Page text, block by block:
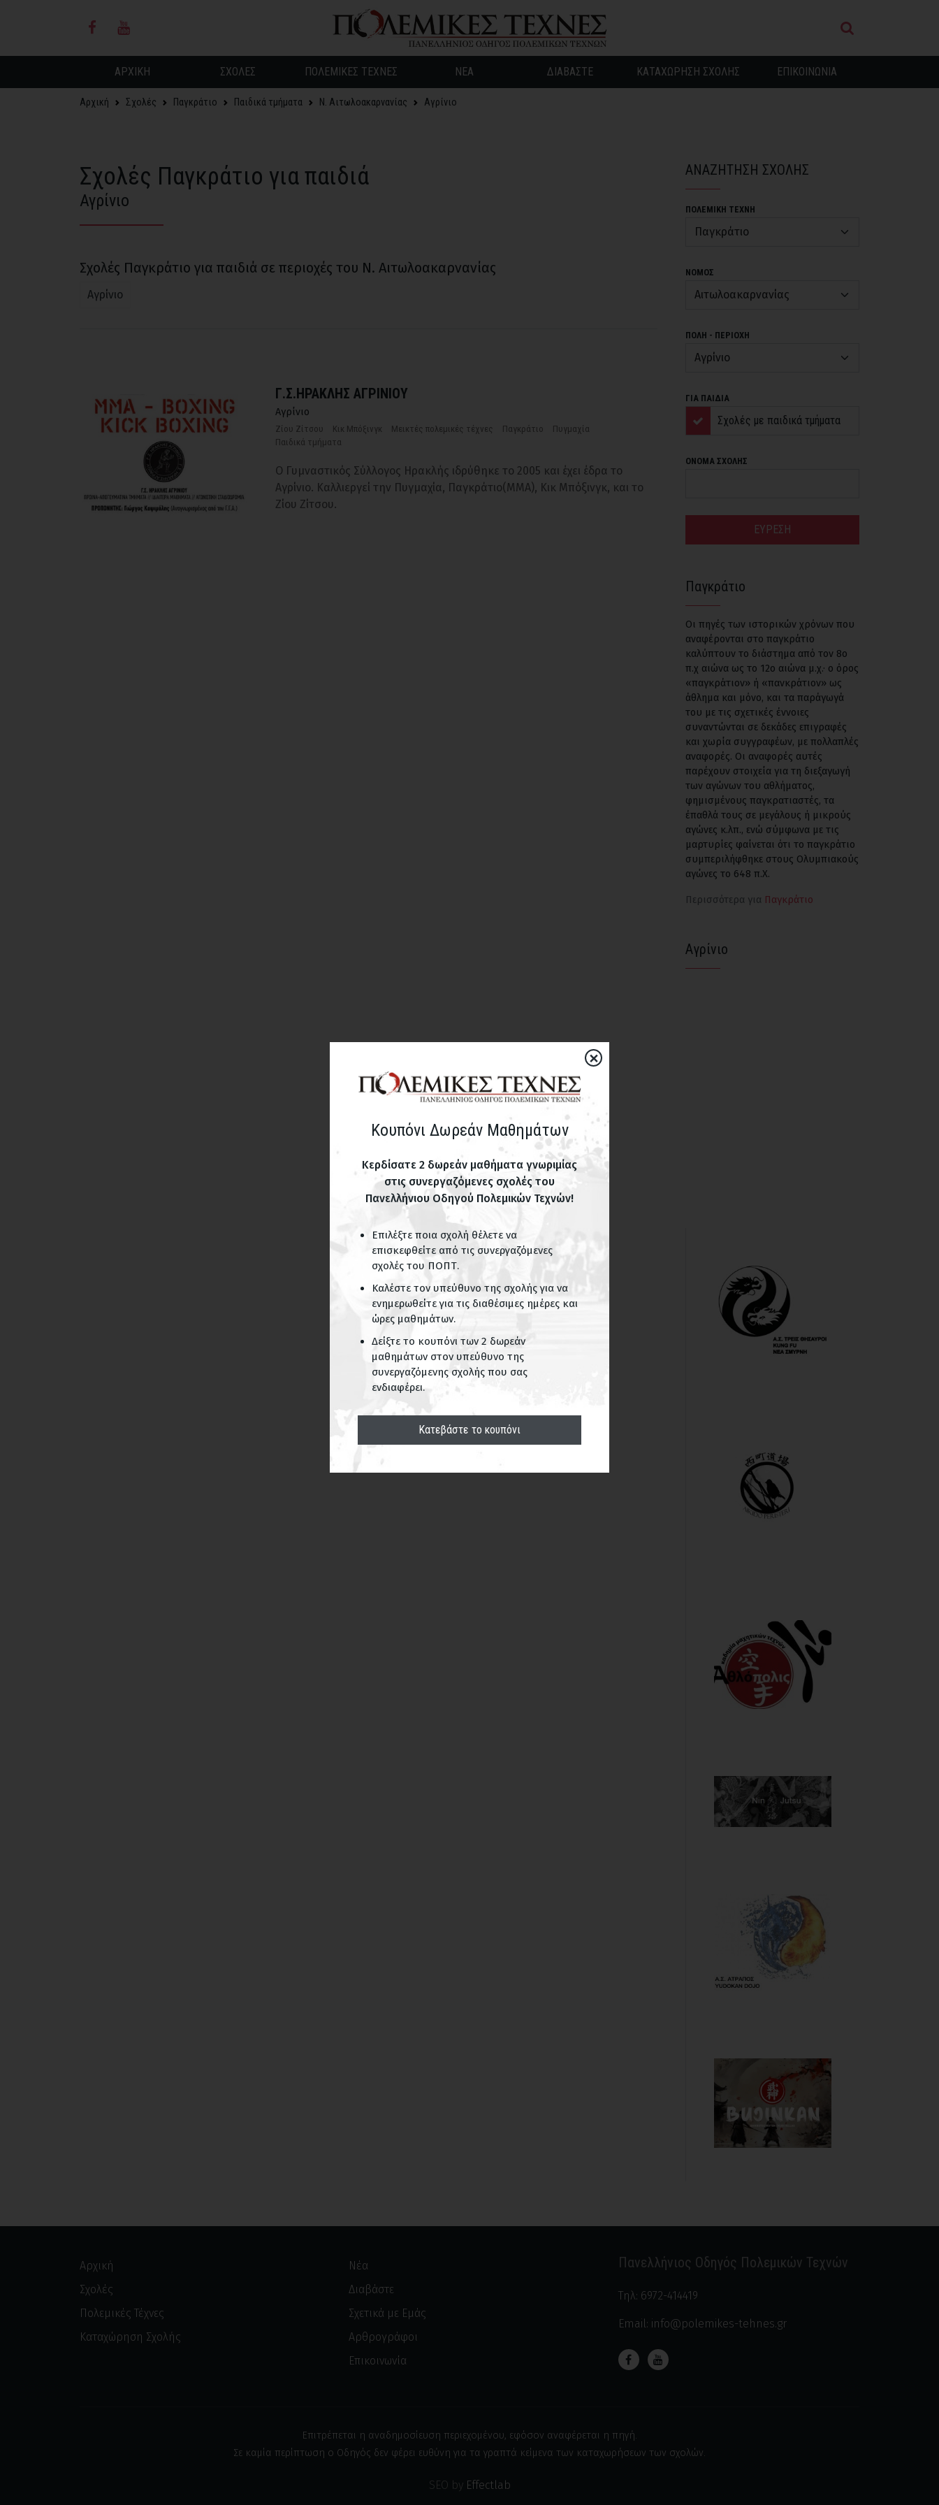
ΑΡΧΙΚΗ ΣΧΟΛΕΣ ΠΟΛΕΜΙΚΕΣ ΤΕΧΝΕΣ ΝΕΑ ΔΙΑΒΑΣΤΕ ΚΑΤΑΧΩΡΗΣΗ ΣΧΟΛΗΣ ΕΠΙΚΟΙΝΩΝΙΑ
Αρχική Σχολές Παγκράτιο Παιδικά τμήματα Ν. Αιτωλοακαρνανίας Αγρίνιο
Σχολές Παγκράτιο για παιδιά
Αγρίνιο
Σχολές Παγκράτιο για παιδιά σε περιοχές του Ν. Αιτωλοακαρνανίας
Αγρίνιο
Γ.Σ.ΗΡΑΚΛΗΣ ΑΓΡΙΝΙΟΥ
Αγρίνιο
Ζίου Ζίτσου Κικ Μπόξινγκ Μεικτές πολεμικές τέχνες Παγκράτιο
Πυγμαχία
Παιδικά τμήματα
Ο Γυμναστικός Σύλλογος Ηρακλής ιδρύθηκε το 2005 και έχει έδρα το
Αγρίνιο. Καλλιεργεί την Πυγμαχία, Παγκράτιο(ΜΜΑ), Κικ Μπόξινγκ, και το
Ζίου Ζίτσου.
ΑΝΑΖΗΤΗΣΗ ΣΧΟΛΗΣ
ΠΟΛΕΜΙΚΗ ΤΕΧΝΗ
ΝΟΜΟΣ
ΠΟΛΗ - ΠΕΡΙΟΧΗ
ΓΙΑ ΠΑΙΔΙΑ
Σχολές με παιδικά τμήματα
ΟΝΟΜΑ ΣΧΟΛΗΣ
ΕΥΡΕΣΗ
Παγκράτιο
Οι πηγές των ιστορικών χρόνων που
αναφέρονται στο παγκράτιο
καλύπτουν το διάστημα από τον 8ο
π.χ αιώνα ως το 12ο αιώνα μ.χ.· ο όρος
«παγκράτιον» ή «πανκράτιον» ως
άθλημα και μόνο, και τα παράγωγά
του με τις σχετικές έννοιες
συναντώνται σε δεκάδες επιγραφές
και χωρία συγγραφέων, με πολλαπλές
αναφορές. Οι αναφορές αυτές
παρέχουν στοιχεία για τη διεξαγωγή
των αγώνων του αθλήματος,
φημισμένους παγκρατιαστές, τα
έπαθλά τους σε μεγάλους ή μικρούς
αγώνες κ.λπ., ενώ σύμφωνα με τις
μαρτυρίες φαίνεται ότι το παγκράτιο
συμπεριλήφθηκε στους Ολυμπιακούς
αγώνες το 648 π.X.
Περισσότερα για Παγκράτιο
Αγρίνιο
Αρχική
Σχολές
Πολεμικές Τέχνες
Καταχώρηση Σχολής
Νέα
Διαβάστε
Σχετικά με Εμάς
Αρθρογράφοι
Επικοινωνία
Πανελλήνιος Οδηγός Πολεμικών Τεχνών
Τηλ: 6972-414419
Email: info@polemikes-tehnes.gr
Επιτρέπεται η αναδημοσίευση περιεχομένου, εφόσον αναφέρεται η πηγή.
Σε καμία περίπτωση ο Οδηγός δεν φέρει ευθύνη για τα γραπτά κείμενα των καταχωρήσεων των σχολών.
SEO by Effectlab
×
Κουπόνι Δωρεάν Μαθημάτων
Κερδίσατε 2 δωρεάν μαθήματα γνωριμίας
στις συνεργαζόμενες σχολές του
Πανελλήνιου Οδηγού Πολεμικών Τεχνών!
Επιλέξτε ποια σχολή θέλετε να
επισκεφθείτε από τις συνεργαζόμενες
σχολές του ΠΟΠΤ.
Καλέστε τον υπεύθυνο της σχολής για να
ενημερωθείτε για τις διαθέσιμες ημέρες και
ώρες μαθημάτων.
Δείξτε το κουπόνι των 2 δωρεάν
μαθημάτων στον υπεύθυνο της
συνεργαζόμενης σχολής που σας
ενδιαφέρει.
Κατεβάστε το κουπόνι